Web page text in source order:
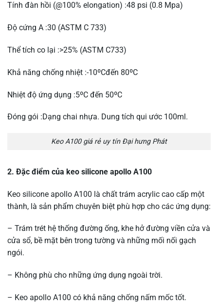
Tính đàn hồi (@100% elongation) :48 psi (0.8 Mpa)
Độ cứng A :30 (ASTM C 733)
Thể tích co lại :>25% (ASTM C733)
Khả năng chống nhiệt :-10ºCđến 80ºC
Nhiệt độ ứng dụng :5ºC đến 50ºC
Đóng gói :Dạng chai nhựa. Dung tích qui ước 100ml.
Keo A100 giá rẻ uy tín Đại hưng Phát
2. Đặc điểm của keo silicone apollo A100
Keo silicone apollo A100 là chất trám acrylic cao cấp một
thành, là sản phẩm chuyên biệt phù hợp cho các ứng dụng:
– Trám trét hệ thống đường ống, khe hở đường viền cửa và
cửa sổ, bề mặt bên trong tường và những mối nối gạch
ngói.
– Không phù cho những ứng dụng ngoài trời.
– Keo apollo A100 có khả năng chống nấm mốc tốt.